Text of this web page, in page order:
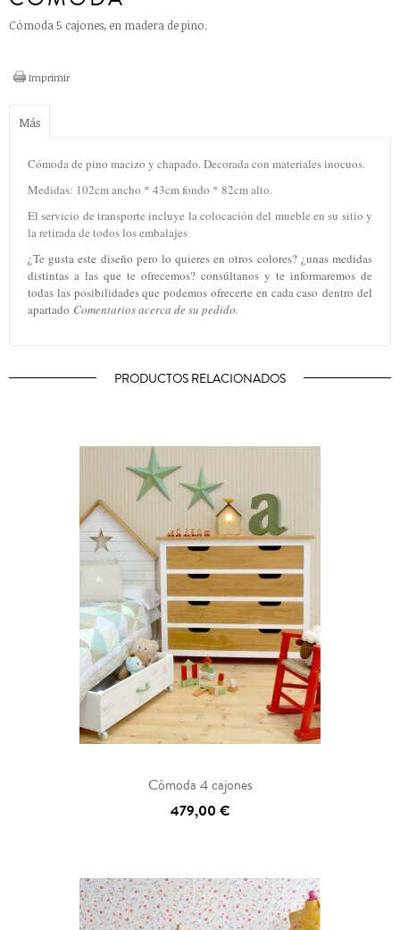
Cómoda 5 cajones, en madera de pino.
Imprimir
Más
Cómoda de pino macizo y chapado. Decorada con materiales inocuos.
Medidas: 102cm ancho * 43cm fondo * 82cm alto.
El servicio de transporte incluye la colocación del mueble en su sitio y
la retirada de todos los embalajes
¿Te gusta este diseño pero lo quieres en otros colores? ¿unas medidas
distintas a las que te ofrecemos? consúltanos y te informaremos de
todas las posibilidades que podemos ofrecerte en cada caso dentro del
apartado Comentarios acerca de su pedido.
PRODUCTOS RELACIONADOS
Cómoda 4 cajones
479,00 €